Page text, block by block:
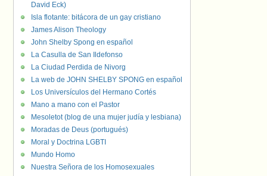
David Eck)
Isla flotante: bitácora de un gay cristiano
James Alison Theology
John Shelby Spong en español
La Casulla de San Ildefonso
La Ciudad Perdida de Nivorg
La web de JOHN SHELBY SPONG en español
Los Universículos del Hermano Cortés
Mano a mano con el Pastor
Mesoletot (blog de una mujer judía y lesbiana)
Moradas de Deus (portugués)
Moral y Doctrina LGBTI
Mundo Homo
Nuestra Señora de los Homosexuales